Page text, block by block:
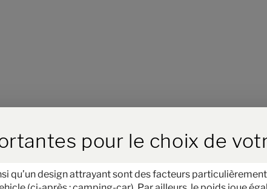
Étape 1 / 12
Implantation
der Button zum
pour le choix de
qu’un design attrayant sont des facteurs